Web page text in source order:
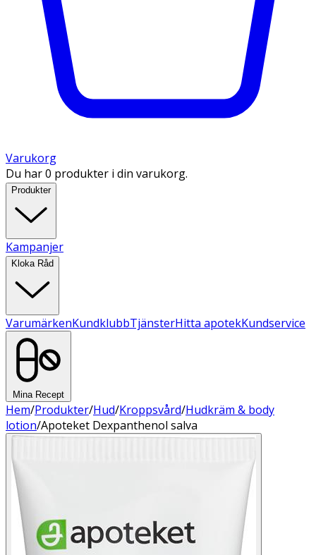
Varukorg
Du har 0 produkter i din varukorg.
Produkter
Kampanjer
Kloka Råd
VarumärkenKundklubbTjänsterHitta apotekKundservice
Mina Recept
Hem/Produkter/Hud/Kroppsvård/Hudkräm & body
lotion/Apoteket Dexpanthenol salva